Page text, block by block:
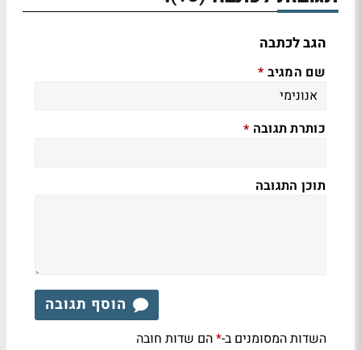
הגב לכתבה
שם המגיב *
כותרת תגובה *
תוכן התגובה
הוסף תגובה
השדות המסומנים ב-*הם שדות חובה